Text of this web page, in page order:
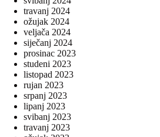
travanj 2024
ožujak 2024
veljača 2024
siječanj 2024
prosinac 2023
studeni 2023
listopad 2023
rujan 2023
srpanj 2023
lipanj 2023
svibanj 2023
travanj 2023